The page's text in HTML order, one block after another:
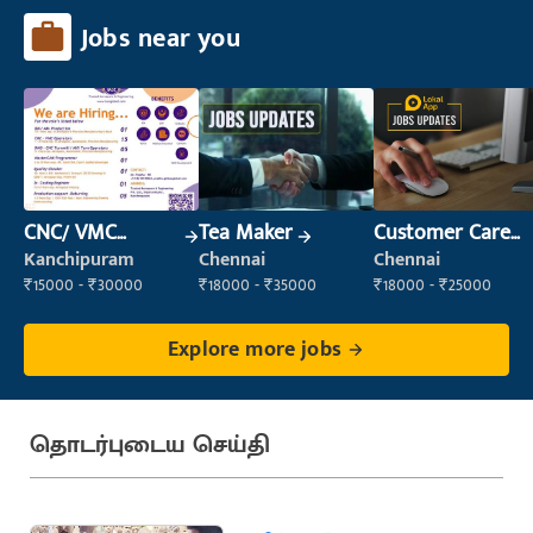
Jobs near you
CNC/ VMC
Operator
Kanchipuram
₹15000 - ₹30000
Tea Maker
Chennai
₹18000 - ₹35000
Customer Care
Executive
Chennai
₹18000 - ₹25000
Explore more jobs
தொடர்புடைய செய்தி